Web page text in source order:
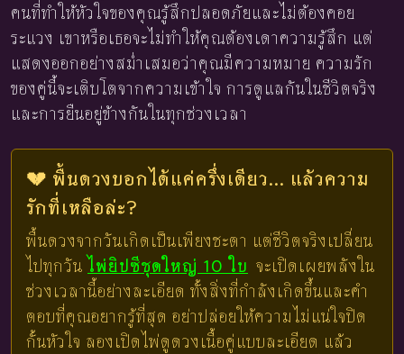
คนที่ทำให้หัวใจของคุณรู้สึกปลอดภัยและไม่ต้องคอย
ระแวง เขาหรือเธอจะไม่ทำให้คุณต้องเดาความรู้สึก แต่
แสดงออกอย่างสม่ำเสมอว่าคุณมีความหมาย ความรัก
ของคู่นี้จะเติบโตจากความเข้าใจ การดูแลกันในชีวิตจริง
และการยืนอยู่ข้างกันในทุกช่วงเวลา
💔 พื้นดวงบอกได้แค่ครึ่งเดียว... แล้วความ
รักที่เหลือล่ะ?
พื้นดวงจากวันเกิดเป็นเพียงชะตา แต่ชีวิตจริงเปลี่ยน
ไปทุกวัน ไพ่ยิปซีชุดใหญ่ 10 ใบ จะเปิดเผยพลังใน
ช่วงเวลานี้อย่างละเอียด ทั้งสิ่งที่กำลังเกิดขึ้นและคำ
ตอบที่คุณอยากรู้ที่สุด อย่าปล่อยให้ความไม่แน่ใจปิด
กั้นหัวใจ ลองเปิดไพ่ดูดวงเนื้อคู่แบบละเอียด แล้ว